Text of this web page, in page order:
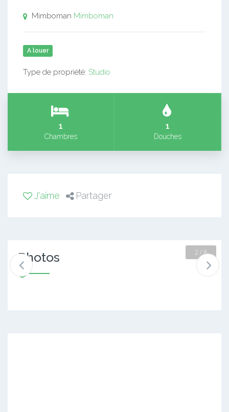
Mimboman Mimboman
A louer
Type de propriété: Studio
1
Chambres
1
Douches
J'aime Partager
Photos 2 / 8